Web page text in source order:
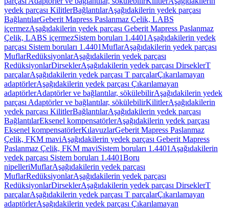
yedek parçası KilitlerBağlantılarAşağıdakilerin yedek parçası
BağlantılarGeberit Mapress Paslanmaz Çelik, LABS
içermezAşağıdakilerin yedek parçası Geberit Mapress Paslanmaz
Çelik, LABS içermezSistem boruları 1.4401 Aşağıdakilerin yedek
parçası Sistem boruları 1.4401MuflarAşağıdakilerin yedek parçası
MuflarRedüksiyonlarAşağıdakilerin yedek parçası
RedüksiyonlarDirseklerAşağıdakilerin yedek parçası DirseklerT
parçalarAşağıdakilerin yedek parçası T parçalarÇıkarılamayan
adaptörlerAşağıdakilerin yedek parçası Çıkarılamayan
adaptörlerAdaptörler ve bağlantılar, sökülebilirAşağıdakilerin yedek
parçası Adaptörler ve bağlantılar, sökülebilirKilitlerAşağıdakilerin
yedek parçası KilitlerBağlantılarAşağıdakilerin yedek parçası
BağlantılarEksenel kompensatörlerAşağıdakilerin yedek parçası
Eksenel kompensatörlerKılavuzlarGeberit Mapress Paslanmaz
Çelik, FKM maviAşağıdakilerin yedek parçası Geberit Mapress
Paslanmaz Çelik, FKM maviSistem boruları 1.4401 Aşağıdakilerin
yedek parçası Sistem boruları 1.4401Boru
nipelleriMuflarAşağıdakilerin yedek parçası
MuflarRedüksiyonlarAşağıdakilerin yedek parçası
RedüksiyonlarDirseklerAşağıdakilerin yedek parçası DirseklerT
parçalarAşağıdakilerin yedek parçası T parçalarÇıkarılamayan
adaptörlerAşağıdakilerin yedek parçası Çıkarılamayan